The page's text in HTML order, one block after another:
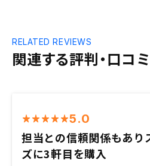
関連する評判・口コミ
RELATED REVIEWS
5.0
担当との信頼関係もあり
ズに3軒目を購入